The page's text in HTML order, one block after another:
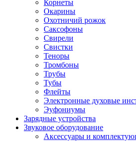
Корнеты
Окарины
Охотничий рожок
Саксофоны
Свирели
Свистки
Теноры
Тромбоны
Трубы
Тубы
Флейты
Электронные духовые
Эуфониумы
Зарядные устройства
Звуковое оборудование
Аксессуары и